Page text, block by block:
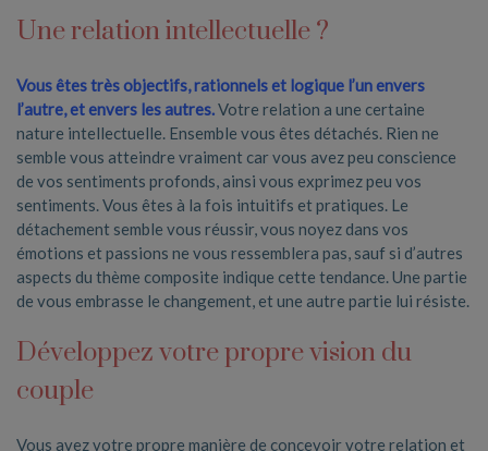
Une relation intellectuelle ?
Vous êtes très objectifs, rationnels et logique l’un envers
l’autre, et envers les autres.Votre relation a une certaine
nature intellectuelle. Ensemble vous êtes détachés. Rien ne
semble vous atteindre vraiment car vous avez peu conscience
de vos sentiments profonds, ainsi vous exprimez peu vos
sentiments. Vous êtes à la fois intuitifs et pratiques. Le
détachement semble vous réussir, vous noyez dans vos
émotions et passions ne vous ressemblera pas, sauf si d’autres
aspects du thème composite indique cette tendance. Une partie
de vous embrasse le changement, et une autre partie lui résiste.
Développez votre propre vision du
couple
Vous avez votre propre manière de concevoir votre relation et